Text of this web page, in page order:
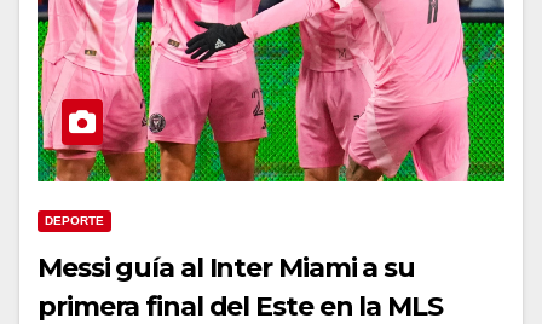
DEPORTE
Messi guía al Inter Miami a su
primera final del Este en la MLS